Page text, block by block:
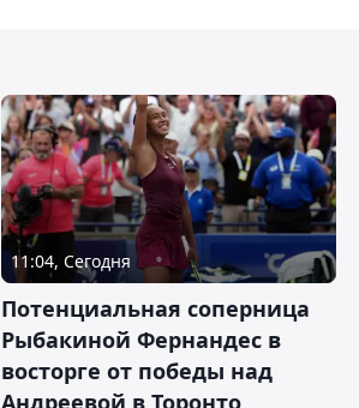
11:04, Сегодня
Потенциальная соперница
Рыбакиной Фернандес в
восторге от победы над
Андреевой в Торонто